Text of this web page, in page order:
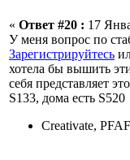
« Ответ #20 : 17
У меня вопрос по
Зарегистрируйтесь
хотела бы вышить
себя представляет
S133, дома есть
Creativate,